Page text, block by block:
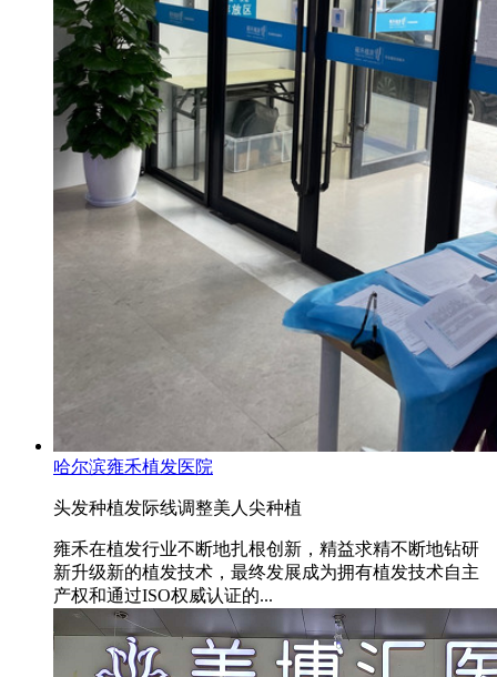
哈尔滨雍禾植发医院
头发种植发际线调整美人尖种植
雍禾在植发行业不断地扎根创新，精益求精不断地钻研
新升级新的植发技术，最终发展成为拥有植发技术自主
产权和通过ISO权威认证的...